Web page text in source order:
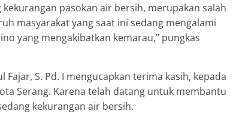
pasokan air bersih, merupakan salah
masyarakat yang saat ini sedang mengalami
yang mengakibatkan kemarau,” pungkas
S. Pd. I mengucapkan terima kasih, kepada
Serang. Karena telah datang untuk membantu
kekurangan air bersih.